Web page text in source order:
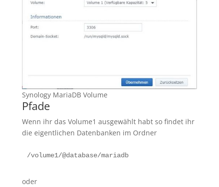
Synology MariaDB Volume
Pfade
Wenn ihr das Volume1 ausgewählt habt so findet ihr
die eigentlichen Datenbanken im Ordner
/volume1/@database/mariadb
oder